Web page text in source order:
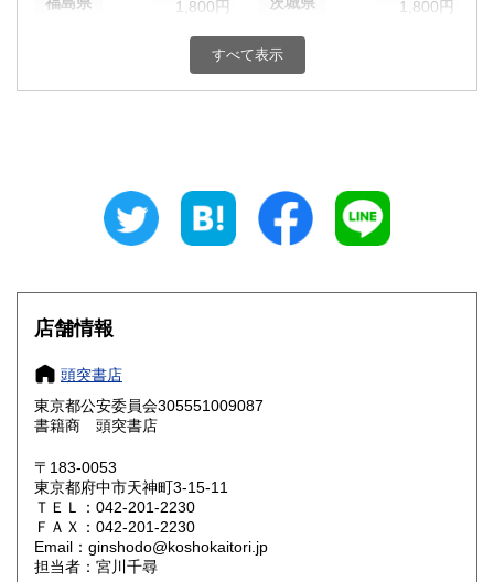
1,800円 1,800円
1,800円 群馬県
埼玉県 千葉県
1,800円 富山県
1,800円 福井県
1,800円 1,800円
岐阜県
愛知県
滋賀県
大阪府 1,800円
奈良県 1,800円
鳥取県
すべて表示
店舗情報
頭突書店
東京都公安委員会305551009087
書籍商 頭突書店
〒183-0053
東京都府中市天神町3-15-11
ＴＥＬ：042-201-2230
ＦＡＸ：042-201-2230
Email：ginshodo@koshokaitori.jp
担当者：宮川千尋